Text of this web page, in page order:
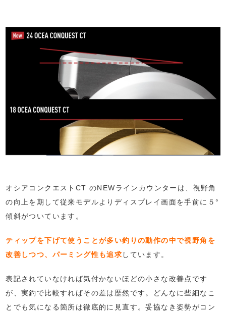
オシアコンクエストCT のNEWラインカウンターは、視野角
の向上を期して従来モデルよりディスプレイ画面を手前に５°
傾斜がついています。
ティップを下げて使うことが多い釣りの動作の中で視野角を
改善しつつ、パーミング性も追求 しています。
表記されていなければ気付かないほどの小さな改善点です
が、実釣で比較すればその差は歴然です。どんなに些細なこ
とでも気になる箇所は徹底的に見直す。妥協なき姿勢がコン